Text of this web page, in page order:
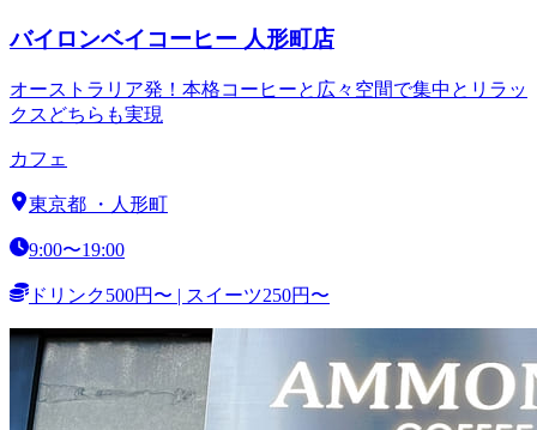
バイロンベイコーヒー 人形町店
オーストラリア発！本格コーヒーと広々空間で集中とリラッ
クスどちらも実現
カフェ
東京都 ・ 人形町
9:00〜19:00
ドリンク500円〜 | スイーツ250円〜